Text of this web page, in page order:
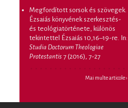
Megfordított sorsok és szövegek.
Ézsaiás könyvének szerkesztés-
és teológiatörténete, különös
tekintettel Ézsaiás 10,16–19-re . In:
Studia Doctorum Theologiae
Protestantis 7 (2016), 7-27
Mai multe articole ›